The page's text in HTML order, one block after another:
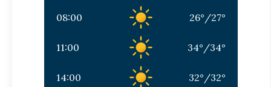
08:00 26° /27°
11:00 34° /34°
14:00 32° /32°